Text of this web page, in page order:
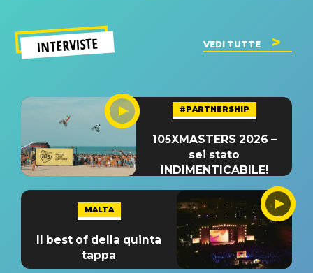
INTERVISTE VEDI TUTTE
#PARTNERSHIP
105XMASTERS 2026 –
sei stato
INDIMENTICABILE!
MALTA
Il best of della quinta
tappa